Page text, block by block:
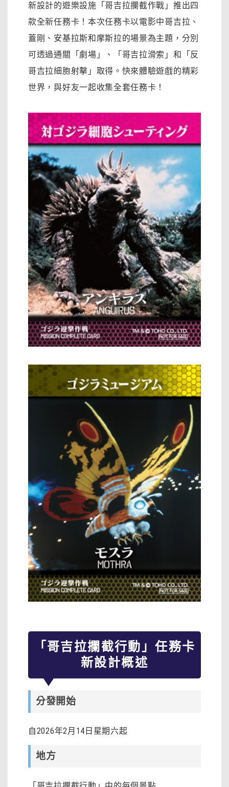
新設計的遊樂設施「哥吉拉攔截作戰」推出四
款全新任務卡！本次任務卡以電影中哥吉拉、
蓋剛、安基拉斯和摩斯拉的場景為主題，分別
可透過通關「劇場」、「哥吉拉滑索」和「反
哥吉拉細胞射擊」取得。快來體驗遊戲的精彩
世界，與好友​​一起收集全套任務卡！
「哥吉拉攔截行動」任務卡
新設計概述
分發開始
自2026年2月14日星期六起
地方